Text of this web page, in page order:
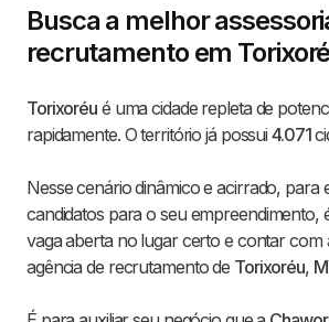
Busca a melhor
recrutamento em
Torixoréu é uma cidade repleta de
rapidamente. O território já possui4.071
Nesse cenário dinâmico e acirrado, para
candidatos para o seu empreendimento,
vaga aberta no lugar certo e contar com
agência de recrutamento de Torixoréu,